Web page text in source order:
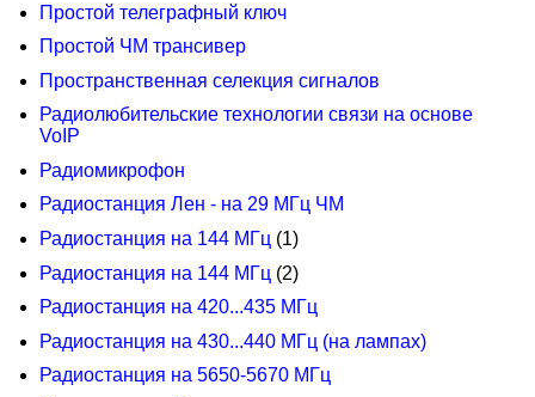
Простой телеграфный ключ
Простой ЧМ трансивер
Пространственная селекция сигналов
Радиолюбительские технологии связи на основе
VoIP
Радиомикрофон
Радиостанция Лен - на 29 МГц ЧМ
Радиостанция на 144 МГц (1)
Радиостанция на 144 МГц (2)
Радиостанция на 420...435 МГц
Радиостанция на 430...440 МГц (на лампах)
Радиостанция на 5650-5670 МГц